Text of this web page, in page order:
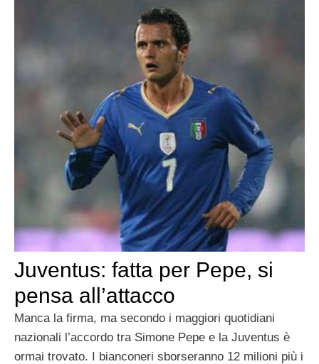
Juventus: fatta per Pepe, si
pensa all’attacco
Manca la firma, ma secondo i maggiori quotidiani
nazionali l’accordo tra Simone Pepe e la Juventus è
ormai trovato. I bianconeri sborseranno 12 milioni più i